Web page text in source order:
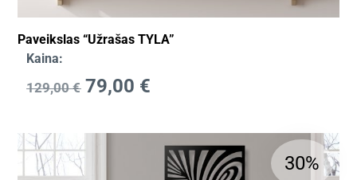
Paveikslas “Užrašas TYLA”
Kaina:
129,00€ 79,00 €
30%